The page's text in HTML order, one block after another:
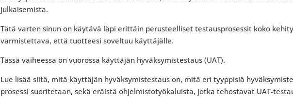
julkaisemista.
Tätä varten sinun on käytävä läpi erittäin perusteelliset testausprosessit koko
varmistettava, että tuotteesi soveltuu käyttäjälle.
Tässä vaiheessa on vuorossa käyttäjän hyväksymistestaus (UAT).
Lue lisää siitä, mitä käyttäjän hyväksymistestaus on, mitä eri tyyppisiä
prosessi suoritetaan, sekä eräistä ohjelmistotyökaluista, jotka tehostavat UAT-